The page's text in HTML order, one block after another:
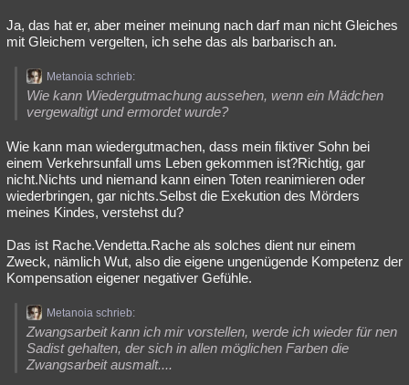
Ja, das hat er, aber meiner meinung nach darf man nicht Gleiches
mit Gleichem vergelten, ich sehe das als barbarisch an.
Metanoia schrieb:
Wie kann Wiedergutmachung aussehen, wenn ein Mädchen
vergewaltigt und ermordet wurde?
Wie kann man wiedergutmachen, dass mein fiktiver Sohn bei
einem Verkehrsunfall ums Leben gekommen ist?Richtig, gar
nicht.Nichts und niemand kann einen Toten reanimieren oder
wiederbringen, gar nichts.Selbst die Exekution des Mörders
meines Kindes, verstehst du?
Das ist Rache.Vendetta.Rache als solches dient nur einem
Zweck, nämlich Wut, also die eigene ungenügende Kompetenz der
Kompensation eigener negativer Gefühle.
Metanoia schrieb:
Zwangsarbeit kann ich mir vorstellen, werde ich wieder für nen
Sadist gehalten, der sich in allen möglichen Farben die
Zwangsarbeit ausmalt....